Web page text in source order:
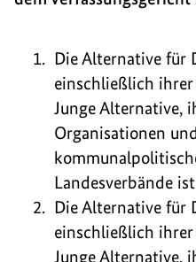
Die Alternative für
einschließlich
Junge Alternative,
Organisationen
Landesverbände
Die Alternative für
einschließlich
Junge Alternative,